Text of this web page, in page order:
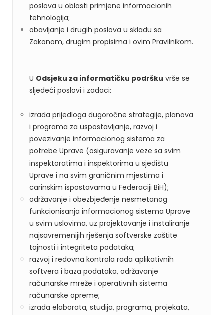
poslova u oblasti primjene informacionih
tehnologija;
obavljanje i drugih poslova u skladu sa
Zakonom, drugim propisima i ovim Pravilnikom.
U Odsjeku za informatičku podršku vrše se
sljedeći poslovi i zadaci:
izrada prijedloga dugoročne strategije, planova
i programa za uspostavljanje, razvoj i
povezivanje informacionog sistema za
potrebe Uprave (osiguravanje veze sa svim
inspektoratima i inspektorima u sjedištu
Uprave i na svim graničnim mjestima i
carinskim ispostavama u Federaciji BiH);
održavanje i obezbjeđenje nesmetanog
funkcionisanja informacionog sistema Uprave
u svim uslovima, uz projektovanje i instaliranje
najsavremenijih rješenja softverske zaštite
tajnosti i integriteta podataka;
razvoj i redovna kontrola rada aplikativnih
softvera i baza podataka, održavanje
računarske mreže i operativnih sistema
računarske opreme;
izrada elaborata, studija, programa, projekata,